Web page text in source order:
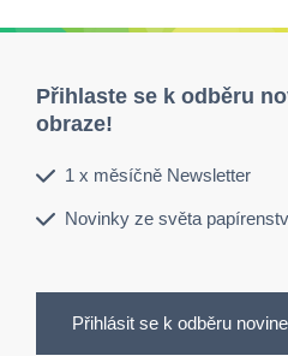
Přihlaste se k odběru
obraze!
1 x měsíčně Newsletter
Novinky ze světa
Přihlásit se k odběru